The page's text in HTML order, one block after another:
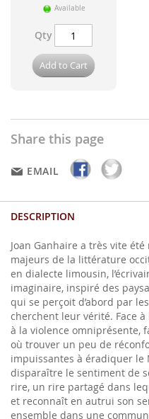
Available
Qty
Add to Cart
Share this page
EMAIL
DESCRIPTION
Joan Ganhaire a très vite
majeurs de la littérature
en dialecte limousin,
imaginaire, inspiré des
qui se perçoit d’abord par
cherchent leur vérité. Face
à la violence omniprésente,
où trouver un peu de
impuissantes à éradiquer le
disparaître le sentiment de
rire, un rire partagé dans
et reconnaît en autrui son
ensemble dans une